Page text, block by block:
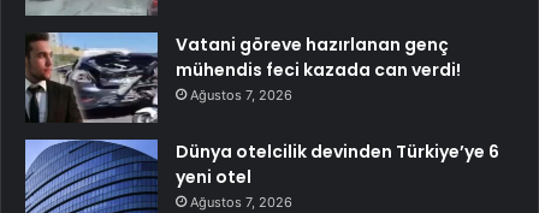
Vatani göreve hazırlanan genç
mühendis feci kazada can verdi!
Ağustos 7, 2026
Dünya otelcilik devinden Türkiye’ye 6
yeni otel
Ağustos 7, 2026